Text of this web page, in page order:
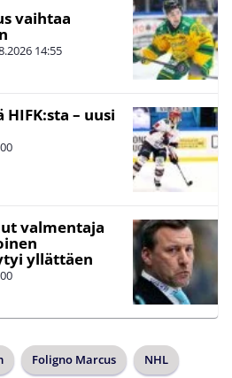
vaihtaa
14:55
– uusi
valmentaja
yllättäen
Foligno Marcus NHL